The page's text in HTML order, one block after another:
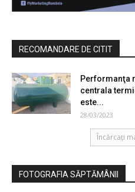
RECOMANDARE DE CITIT
Performanţa
centrala
este...
28/03/2023
Încărcați
FOTOGRAFIA SĂPTĂMÂNII